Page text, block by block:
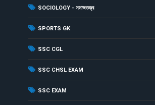
SOCIOLOGY - সমাজতত্ত্ব
SPORTS GK
SSC CGL
SSC CHSL EXAM
SSC EXAM